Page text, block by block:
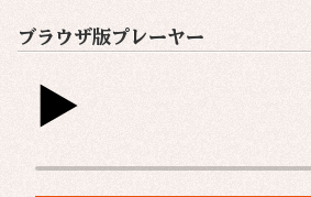
ブラウザ版プレーヤー